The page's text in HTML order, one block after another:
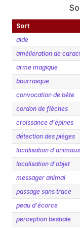
Sort
aide
amélioration de
arme magique
bourrasque
convocation de bête
cordon de flèches
croissance d'épines
détection des pièges
localisation
localisation d'objet
messager animal
passage sans trace
peau d'écorce
perception bestiale